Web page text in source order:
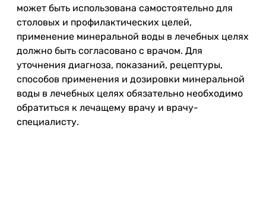
может быть использована самостоятельно для
столовых и профилактических целей,
применение минеральной воды в лечебных целях
должно быть согласовано с врачом. Для
уточнения диагноза, показаний, рецептуры,
способов применения и дозировки минеральной
воды в лечебных целях обязательно необходимо
обратиться к лечащему врачу и врачу-
специалисту.